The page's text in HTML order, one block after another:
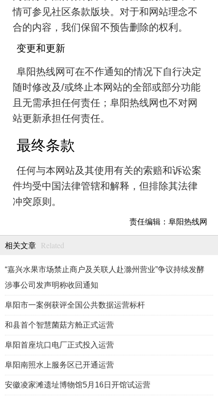
情可参见社区条款版块。对于和网站理念不
合的内容，我们保留不预告删除的权利。
变更和更新
阜阳热线网可在不作通知的情况下自行决定
随时修改及/或终止本网站的全部或部分功能
且无需承担任何责任；阜阳热线网也不对网
站更新承担任何责任。
最终条款
任何与本网站及其使用有关的索赔和诉讼案
件均受中国法律管辖和解释，但排除其法律
冲突原则。
责任编辑：阜阳热线网
相关文章 Related
“嘉兴水果市场禁止商户及关联人赴滁州营业”争议持续发酵
涉事公司发声明称收回通知
阜阳市一案例获评全国公共数据运营标杆
和县首个智慧菌菇方舱正式运营
阜阳首座坑口电厂正式投入运营
阜阳南照水上服务区已开通运营
安徽凌家滩遗址博物馆5月16日开馆试运营